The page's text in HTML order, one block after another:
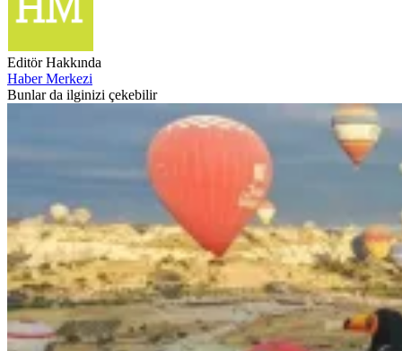
Editör Hakkında
Haber Merkezi
Bunlar da ilginizi çekebilir